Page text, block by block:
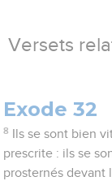
Versets
Exode 32
8
Ils se sont bien
prescrite : ils se
prosternés devant